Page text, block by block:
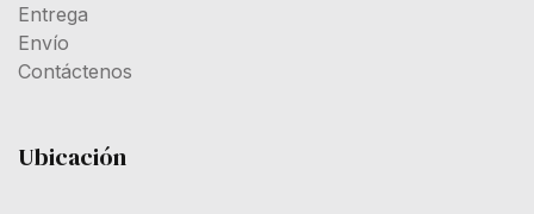
Entrega
Envío
Contáctenos
Ubicación